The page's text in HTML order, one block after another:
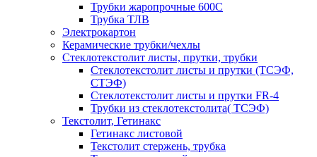
Трубки жаропрочные 600С
Трубка ТЛВ
Электрокартон
Керамические трубки/чехлы
Cтеклотекстолит листы, прутки, трубки
Стеклотекстолит листы и прутки (ТСЭФ,
СТЭФ)
Стеклотекстолит листы и прутки FR-4
Трубки из стеклотекстолита( ТСЭФ)
Текстолит, Гетинакс
Гетинакс листовой
Текстолит стержень, трубка